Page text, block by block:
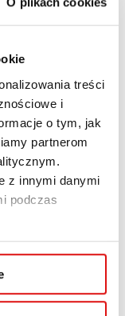
treści
i
o tym, jak
partnerom
z innymi danymi
podczas
pozwoli Ci
i prywatnym